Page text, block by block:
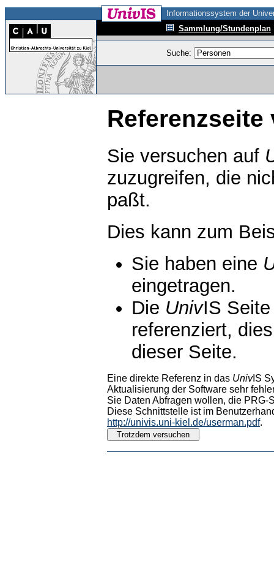
Informationssystem der
Sammlung/Stundenplan
Suche:
Referenzseite
Sie versuchen auf
zuzugreifen, die
paßt.
Dies kann zum
Sie haben eine
eingetragen.
Die UnivIS
referenziert,
dieser Seite.
Eine direkte Referenz in das UnivIS
Aktualisierung der Software sehr
Sie Daten Abfragen wollen, die PRG-
Diese Schnittstelle ist im
http://univis.uni-kiel.de/userman.pdf.